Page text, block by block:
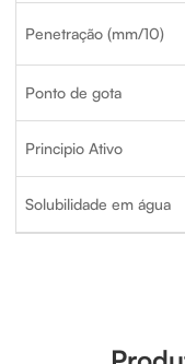
Penetração (mm/10)
Ponto de gota
Principio Ativo
Solubilidade em água